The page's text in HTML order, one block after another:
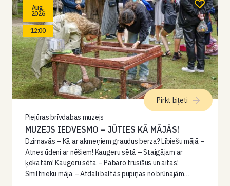
Aug.
2026
12:00
Piejūras brīvdabas muzejs
MUZEJS IEDVESMO – JŪTIES KĀ MĀJĀS!
Dzirnavās – Kā ar akmeņiem graudus berza? Lībiešu mājā –
Atnes ūdeni ar nēšiem! Kaugeru sētā – Staigājam ar
ķekatām! Kaugeru sēta – Pabaro trusīšus un aitas!
Smiltnieku māja – Atdali baltās pupiņas no brūnajām…
Pirkt biļeti